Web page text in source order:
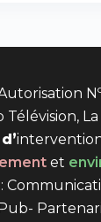
N
Télévision,
d’
et